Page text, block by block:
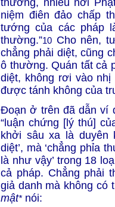
niệm điên đảo chấp
tướng của các pháp
thường.”10 Cho nên,
chẳng phải diệt, cũng
ô thường. Quán tất cả
diệt, không rơi vào
được tánh không của
Đoạn ở trên đã dẫn ví
“luận chứng [lý thú]
khởi sâu xa là duyên
diệt’, mà ‘chẳng phỉa
là như vậy’ trong 18
cả pháp. Chẳng phải
giả danh mà không
mật* nói: